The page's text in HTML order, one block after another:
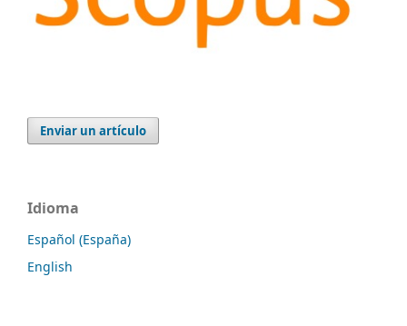
Enviar un artículo
Idioma
Español (España)
English